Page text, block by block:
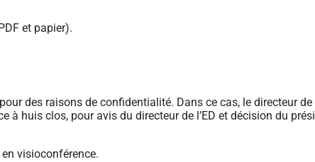
et papier).
des raisons de confidentialité. Dans ce cas, le directeur
à huis clos, pour avis du directeur de l’ED et décision du
visioconférence.